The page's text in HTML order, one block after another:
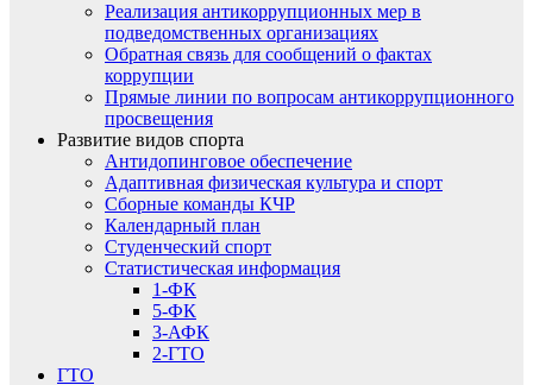
Реализация антикоррупционных мер в
подведомственных организациях
Обратная связь для сообщений о фактах
коррупции
Прямые линии по вопросам антикоррупционного
просвещения
Развитие видов спорта
Антидопинговое обеспечение
Адаптивная физическая культура и спорт
Сборные команды КЧР
Календарный план
Студенческий спорт
Статистическая информация
1-ФК
5-ФК
3-АФК
2-ГТО
ГТО